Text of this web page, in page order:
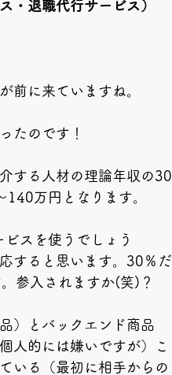
・退職代行サービス）
前に来ていますね。
たのです！
する人材の理論年収の30
万円となります。
スを使うでしょう
すると思います。30％だ
参入されますか(笑)？
）とバックエンド商品
人的には嫌いですが）こ
いる（最初に相手からの